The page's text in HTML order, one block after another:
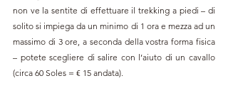
non ve la sentite di effettuare il trekking a piedi – di
solito si impiega da un minimo di 1 ora e mezza ad un
massimo di 3 ore, a seconda della vostra forma fisica
– potete scegliere di salire con l’aiuto di un cavallo
(circa 60 Soles = € 15 andata).